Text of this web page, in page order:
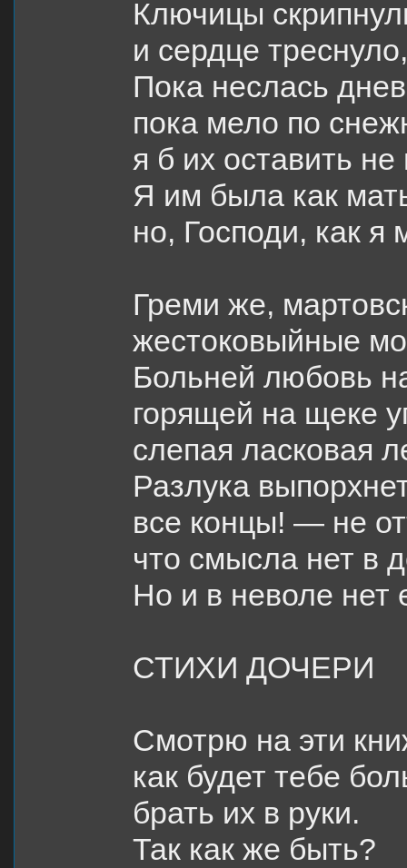
Ключицы
и сердце
Пока неслась
пока мело по
я б их оставить не
Я им была как
но, Господи, как я
Греми же,
жестоковыйные
Больней любовь
горящей на щеке
слепая ласковая
Разлука
все концы! — не
что смысла нет в
Но и в неволе нет
СТИХИ ДОЧЕРИ
Смотрю на эти
как будет тебе
брать их в руки.
Так как же быть?